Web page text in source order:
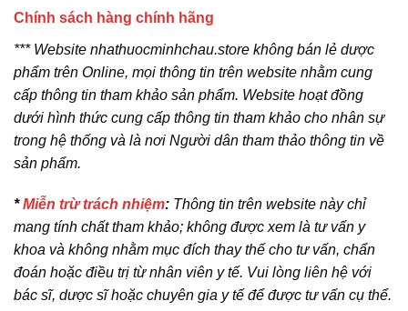
Chính sách hàng chính hãng
*** Website nhathuocminhchau.store không bán lẻ dược
phẩm trên Online, mọi thông tin trên website nhằm cung
cấp thông tin tham khảo sản phẩm. Website hoạt đồng
dưới hình thức cung cấp thông tin tham khảo cho nhân sự
trong hệ thống và là nơi Người dân tham thảo thông tin về
sản phẩm.
*Miễn trừ trách nhiệm: Thông tin trên website này chỉ
mang tính chất tham khảo; không được xem là tư vấn y
khoa và không nhằm mục đích thay thế cho tư vấn, chẩn
đoán hoặc điều trị từ nhân viên y tế. Vui lòng liên hệ với
bác sĩ, dược sĩ hoặc chuyên gia y tế để được tư vấn cụ thể.